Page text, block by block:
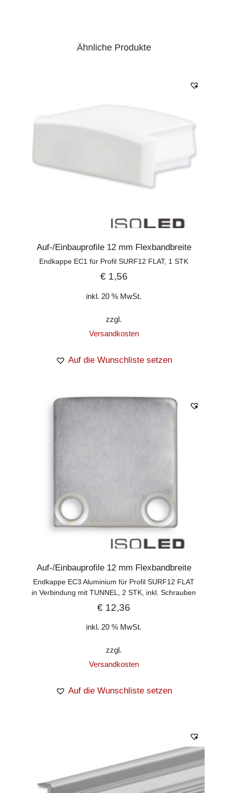
Ähnliche Produkte
Auf-/Einbauprofile 12 mm Flexbandbreite
Endkappe EC1 für Profil SURF12 FLAT, 1 STK
€1,56
inkl. 20 % MwSt.
zzgl.
Versandkosten
Auf die Wunschliste setzen
Auf-/Einbauprofile 12 mm Flexbandbreite
Endkappe EC3 Aluminium für Profil SURF12 FLAT
in Verbindung mit TUNNEL, 2 STK, inkl. Schrauben
€ 12,36
inkl. 20 % MwSt.
zzgl.
Versandkosten
Auf die Wunschliste setzen